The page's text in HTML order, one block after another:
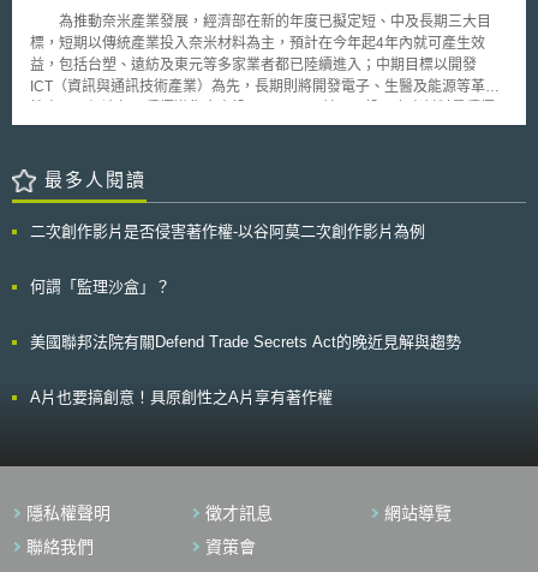
相關健康資料保護之不足。 該報告建議國會應立法授權主管機關制訂
一套新的準則，將個人隱私、資料安全及資訊運用透明化等標準，一體適用
於所有醫療相關研究的資料取得及利用上；在未來的新準則中，應促進去名
化醫療資訊之運用，同時對於未取得資料主體授權的資料逆向識別（re-
identification）行為，應增設罰則；此外，審查委員會在判斷得否不經資料
為推動奈米產業發展，經濟部在新的年度已擬定短、中及長期三大目
標，短期以傳統產業投入奈米材料為主，預計在今年起4年內就可產生效
益，包括台塑、遠紡及東元等多家業者都已陸續進入；中期目標以開發
ICT（資訊與通訊技術產業）為先，長期則將開發電子、生醫及能源等革新
的公司，包括台塑進入奈米碳酸鈣、東元奈米應材公司發展奈米碳管，長興
料樹脂、奈米有機／無機混成樹脂材料、奈米研磨液材料；永光化學也投入
奈米薄膜產品及TiO2光觸媒。此外，遠紡、中興、力麗、力鵬等多家廠商投
院合作開發機能性尼龍奈米新合纖；和成也進入奈米衛浴設備、馬桶、洗手
冷氣機；東元電機動作更大，發展奈米冰箱、光觸媒空調系統及殺菌洗衣
於100GB）、微燃料電池、個人診斷儀器、生物造影劑、疾病診斷之奈米微
生醫、能源產業等革新性產品為主，約需10至15年時間，也就是在2010年
最多人閱讀
二次創作影片是否侵害著作權-以谷阿莫二次創作影片為例
何謂「監理沙盒」？
美國聯邦法院有關Defend Trade Secrets Act的晚近見解與趨勢
A片也要搞創意！具原創性之A片享有著作權
隱私權聲明 徵才訊息
網站導覽
聯絡我們
資策會